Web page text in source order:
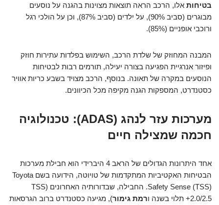
בטיחות אלו, הרכב הראה תוצאות מצוינות בהגנה על נוסעים
מבוגרים (סביב 90%), על ילדים (סביב 87%), וכן על הולכי רגל
ורוכבי אופניים (85%).
המבנה המחוזק של שלדת הרכב, השימוש בפלדות עתירות חוזק
ופיזור אנרגיית הפגיעה בצורה יעילה, תורמים רבות לבטיחות
הנוסעים במקרה של תאונה. בנוסף, הרכב מצויד בשבע כריות אוויר
כסטנדרט, המספקות הגנה מקיפה מכל הכיוונים.
מערכות עזר לנהג (ADAS): טכנולוגיה
חכמה שמצילה חיים
אחד היתרונות הגדולים של הראב 4 היברידי הוא חבילת מערכות
הבטיחות האקטיביות המתקדמות של טויוטה, הידועה בשם Toyota
Safety Sense (TSS). החבילה, שבדורותיה האחרונים (TSS
2.0/2.5+ תלוי בשנה ו
רמת גימור), מגיעה כסטנדרט ברוב הגרסאות